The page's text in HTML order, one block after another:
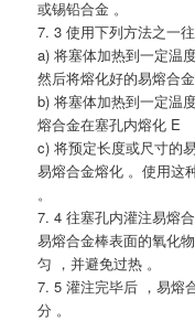
或锡铅合金 。
7. 3 使用下列方法之一
a) 将塞体加热到一定温
然后将熔化好的易熔合
b) 将塞体加热到一定温
熔合金在塞孔内熔化 E
c) 将预定长度或尺寸的
易熔合金熔化 。使用这
。
7. 4 往塞孔内灌注易熔
易熔合金棒表面的氧化
匀 ，并避免过热 。
7. 5 灌注完毕后 ，易熔
分 。